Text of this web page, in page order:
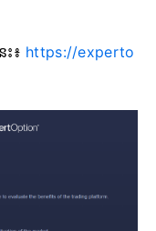
ះ៖ https://experto